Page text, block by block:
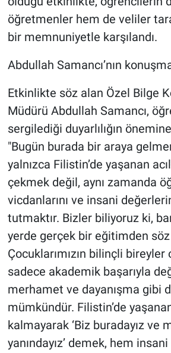
öğretmenler hem de veliler
bir memnuniyetle karşılandı.
Abdullah Samancı’nın
Etkinlikte söz alan Özel Bilge
Müdürü Abdullah Samancı,
sergilediği duyarlılığın
"Bugün burada bir araya
yalnızca Filistin’de yaşanan
çekmek değil, aynı zamanda
vicdanlarını ve insani
tutmaktır. Bizler biliyoruz ki,
yerde gerçek bir eğitimden
Çocuklarımızın bilinçli
sadece akademik başarıyla
merhamet ve dayanışma gibi
mümkündür. Filistin’de
kalmayarak ‘Biz buradayız ve
yanındayız’ demek, hem